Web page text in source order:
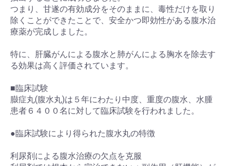
つまり、甘遂の有効成分をそのままに、毒性だけを取り
除くことができたことで、安全かつ即効性がある腹水治
療薬が完成しました。
特に、肝臓がんによる腹水と肺がんによる胸水を除去す
る効果は高く評価されています。
■臨床試験
臌症丸(腹水丸)は５年にわたり中度、重度の腹水、水腫
患者６４００名に対して臨床試験を行われました。
●臨床試験により得られた腹水丸の特徴
利尿剤による腹水治療の欠点を克服